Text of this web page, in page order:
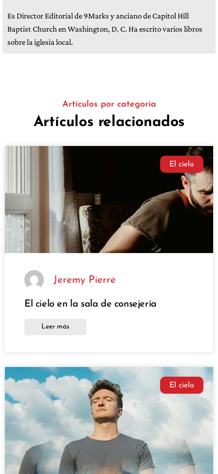
Es Director Editorial de 9Marks y anciano de Capitol Hill
Baptist Church en Washington, D. C. Ha escrito varios libros
sobre la iglesia local.
Artículos por categoría
Artículos relacionados
El cielo
Jeremy Pierre
El cielo en la sala de consejería
Leer más
El cielo